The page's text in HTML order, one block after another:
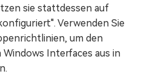
sie stattdessen auf
Verwenden Sie
um den
Interfaces aus in